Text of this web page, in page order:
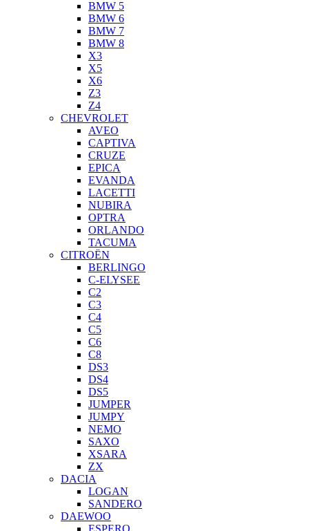
BMW 5
BMW 6
BMW 7
BMW 8
X3
X5
X6
Z3
Z4
CHEVROLET
AVEO
CAPTIVA
CRUZE
EPICA
EVANDA
LACETTI
NUBIRA
OPTRA
ORLANDO
TACUMA
CITROËN
BERLINGO
C-ELYSEE
C2
C3
C4
C5
C6
C8
DS3
DS4
DS5
JUMPER
JUMPY
NEMO
SAXO
XSARA
ZX
DACIA
LOGAN
SANDERO
DAEWOO
ESPERO